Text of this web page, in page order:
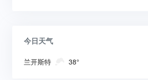
今日天气
兰开斯特 38°